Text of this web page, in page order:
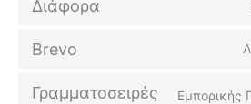
Διάφορα
Brevo
Γραμματοσειρές
Εμπορικής